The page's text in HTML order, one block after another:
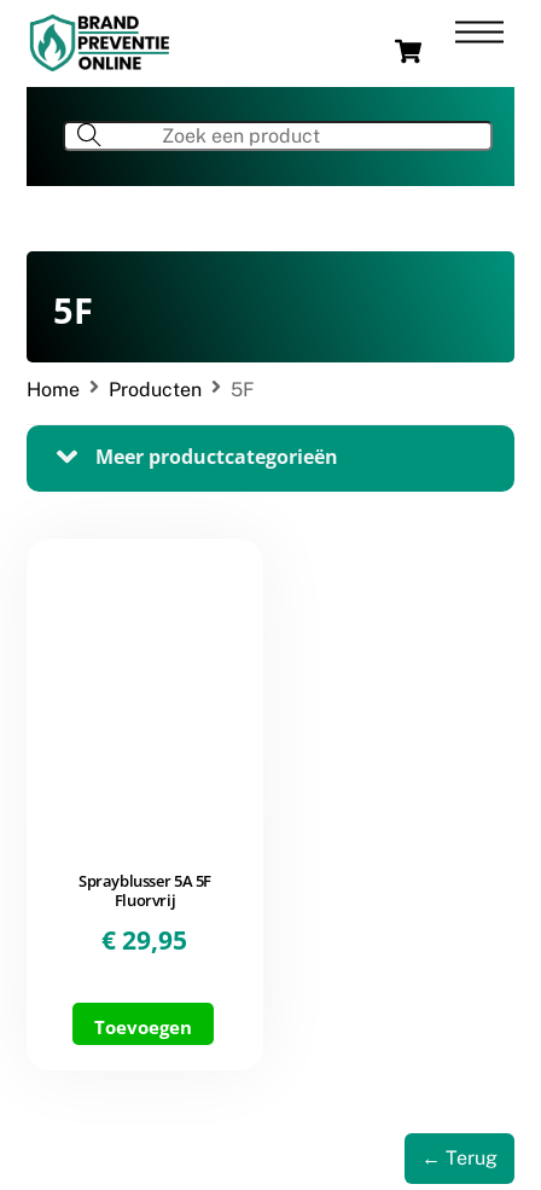
Skip
content
Cart
5F
Home Producten 5F
Meer productcategorieën
Sprayblusser 5A 5F
Fluorvrij
€29,95
Toevoegen
← Terug